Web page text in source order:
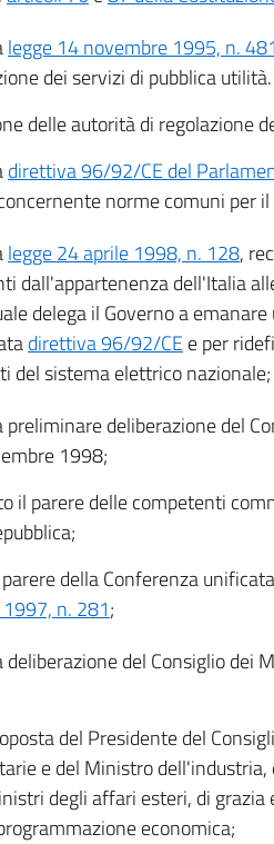
legge 14 novembre 1995, n. 481
dei servizi di pubblica utilità.
delle autorità di regolazione
direttiva 96/92/CE del
norme comuni per
legge 24 aprile 1998, n. 128,
dall'appartenenza dell'Italia
delega il Governo a
direttiva 96/92/CE e per
del sistema elettrico nazionale;
preliminare deliberazione del
1998;
il parere delle competenti
della Conferenza
n. 281;
deliberazione del Consiglio dei
del Presidente del
e del Ministro
degli affari esteri, di
economica;